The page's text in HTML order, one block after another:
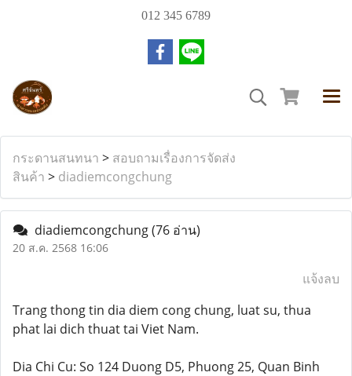
012 345 6789
กระดานสนทนา > สอบถามเรื่องการจัดส่ง
สินค้า > diadiemcongchung
diadiemcongchung(76 อ่าน)
20 ส.ค. 2568 16:06
แจ้งลบ
Trang thong tin dia diem cong chung, luat su, thua
phat lai dich thuat tai Viet Nam.
Dia Chi Cu: So 124 Duong D5, Phuong 25, Quan Binh